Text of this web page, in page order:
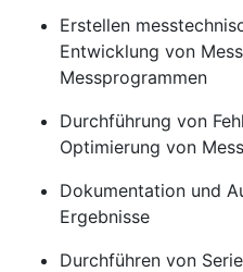
Erstellen
Entwicklung von
Messprogrammen
Durchführung von
Optimierung von
Dokumentation und
Ergebnisse
Durchführen von